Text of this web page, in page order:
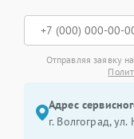
Отправляя заявку
Адрес
г. Волгоград,